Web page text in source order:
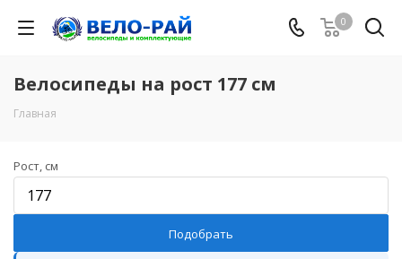
0
Велосипеды на рост 177 см
Главная
Рост, см
Подобрать